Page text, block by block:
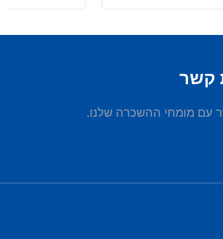
קשר
עם מומחי ההשכרה שלנו.